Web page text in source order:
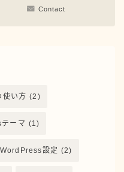
Contact
い方 (2)
ーマ (1)
WordPress設定 (2)